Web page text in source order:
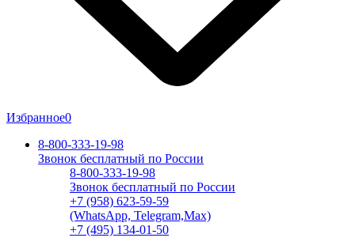
Избранное0
8-800-333-19-98
Звонок бесплатный по России
8-800-333-19-98
Звонок бесплатный по России
+7 (958) 623-59-59
(WhatsApp, Telegram,Max)
+7 (495) 134-01-50